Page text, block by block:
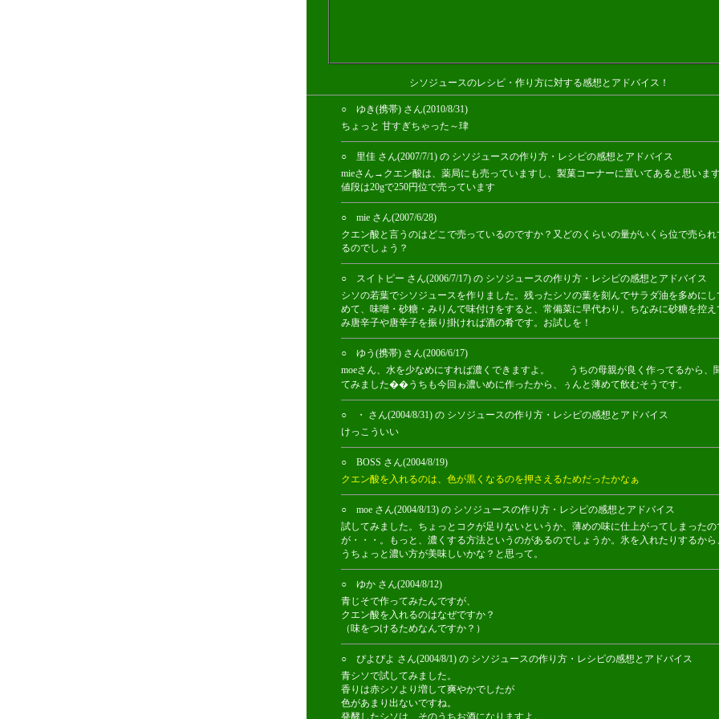
シソジュースのレシピ・作り方に対する感想とアドバイス！
○ ゆき(携帯) さん(2010/8/31)
ちょっと 甘すぎちゃった～珒
○ 里佳 さん(2007/7/1) の シソジュースの作り方・レシピの感想とアドバイス
mieさん→クエン酸は、薬局にも売っていますし、製菓コーナーに置いてあると思いま
値段は20gで250円位で売っています
○ mie さん(2007/6/28)
クエン酸と言うのはどこで売っているのですか？又どのくらいの量がいくら位で売られ
るのでしょう？
○ スイトピー さん(2006/7/17) の シソジュースの作り方・レシピの感想とアドバイス
シソの若葉でシソジュースを作りました。残ったシソの葉を刻んでサラダ油を多めにし
めて、味噌・砂糖・みりんで味付けをすると、常備菜に早代わり。ちなみに砂糖を控え
み唐辛子や唐辛子を振り掛ければ酒の肴です。お試しを！
○ ゆう(携帯) さん(2006/6/17)
moeさん、水を少なめにすれば濃くできますよ。 うちの母親が良く作ってるから、
てみました��うちも今回ゎ濃いめに作ったから、ぅんと薄めて飲むそうです。
○ ・ さん(2004/8/31) の シソジュースの作り方・レシピの感想とアドバイス
けっこういい
○ BOSS さん(2004/8/19)
クエン酸を入れるのは、色が黒くなるのを押さえるためだったかなぁ
○ moe さん(2004/8/13) の シソジュースの作り方・レシピの感想とアドバイス
試してみました。ちょっとコクが足りないというか、薄めの味に仕上がってしまったの
が・・・。もっと、濃くする方法というのがあるのでしょうか。氷を入れたりするから
うちょっと濃い方が美味しいかな？と思って。
○ ゆか さん(2004/8/12)
青じそで作ってみたんですが、
クエン酸を入れるのはなぜですか？
（味をつけるためなんですか？）
○ ぴよぴよ さん(2004/8/1) の シソジュースの作り方・レシピの感想とアドバイス
青シソで試してみました。
香りは赤シソより増して爽やかでしたが
色があまり出ないですね。